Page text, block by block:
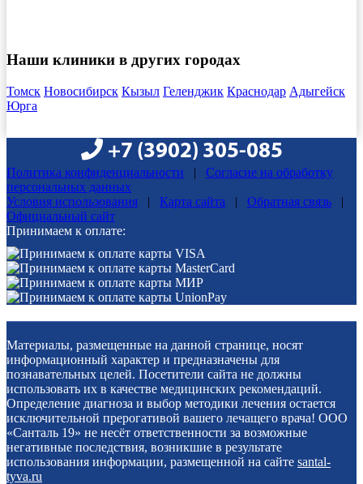
Наши клиники в других городах
Томск Новосибирск Кызыл Геленджик Краснодар Адыгейск
Юрга
+7 (3902) 305-085
Политика конфиденциальности |
Согласие на обработку
персональных данных
Условия использования
| Карта сайта | Обратная связь
|
Официальный сайт
Принимаем к оплате:
Материалы, размещенные на данной странице, носят
информационный характер и предназначены для
познавательных целей. Посетители сайта не должны
использовать их в качестве медицинских рекомендаций.
Определение диагноза и выбор методики лечения остается
исключительной прерогативой вашего лечащего врача! ООО
«Санталь 19» не несёт ответственности за возможные
негативные последствия, возникшие в результате
использования информации, размещенной на сайте santal-
tyva.ru